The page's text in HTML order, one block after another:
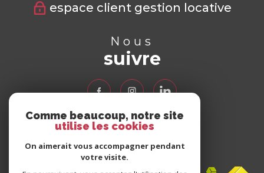
espace client gestion locative
Nous
suivre
Nous
adhérons
Comme beaucoup, notre site
utilise les cookies
On aimerait vous accompagner pendant
votre visite.